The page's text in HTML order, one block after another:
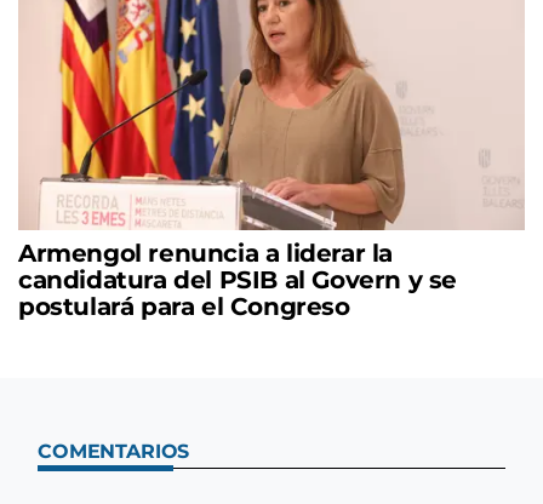
Armengol renuncia a liderar la
candidatura del PSIB al Govern y se
postulará para el Congreso
COMENTARIOS